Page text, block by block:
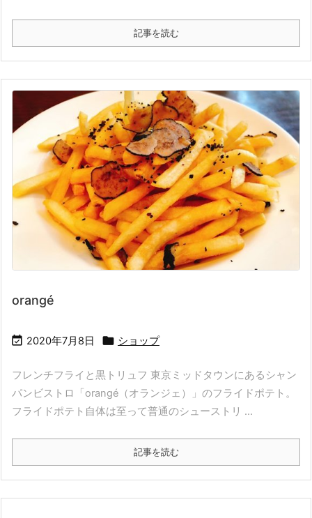
記事を読む
orangé
 2020年7月8日  ショップ
フレンチフライと黒トリュフ 東京ミッドタウンにあるシャン
パンビストロ「orangé（オランジェ）」のフライドポテト。
フライドポテト自体は至って普通のシューストリ ...
記事を読む